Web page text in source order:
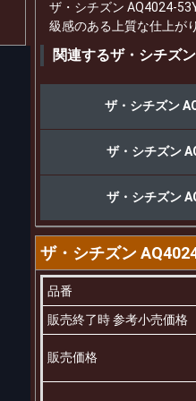
ザ・シチズン AQ4024-
級感のある上質な仕上が
関連するザ・シチズ
ザ・シチズン
ザ・シチズン
ザ・シチズン
ザ・シチズン
品番
販売終了時 参考小売価格
販売価格